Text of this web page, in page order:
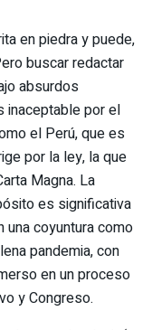
en piedra y puede,
buscar redactar
absurdos
inaceptable por el
el Perú, que es
por la ley, la que
Magna. La
es significativa
una coyuntura como
pandemia, con
en un proceso
y Congreso.